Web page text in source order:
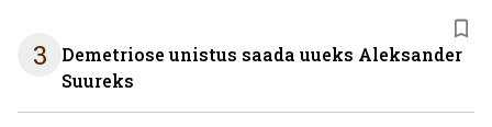
3
Demetriose unistus saada uueks Aleksander
Suureks